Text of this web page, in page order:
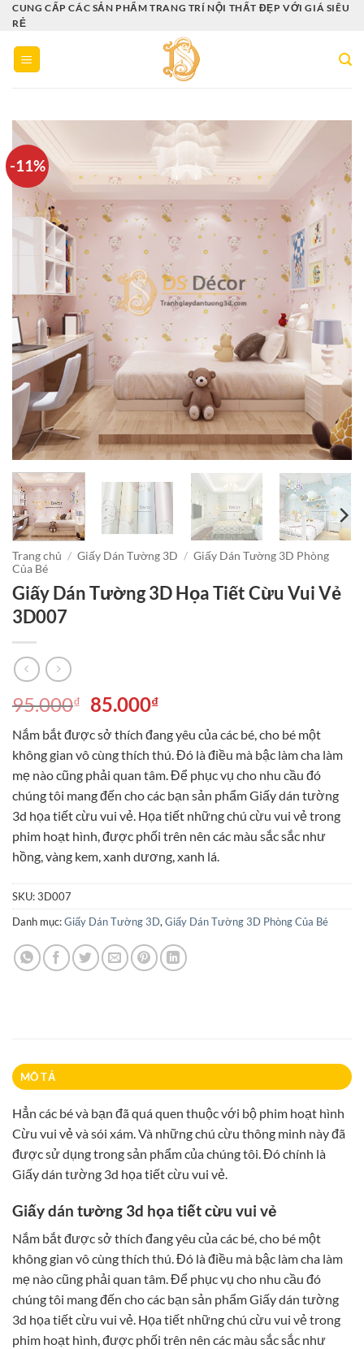
Bỏ
qua
nội
dung
CUNG CẤP CÁC SẢN PHẨM TRANG TRÍ NỘI THẤT ĐẸP VỚI GIÁ SIÊU
RẺ
-11%
Trang chủ / Giấy Dán Tường 3D / Giấy Dán Tường 3D Phòng
Của Bé
Giấy Dán Tường 3D Họa Tiết Cừu Vui Vẻ
3D007
95.000₫
Giá
gốc
là:
95.000₫.
85.000₫Giá
tại
là:
85.000₫.
Nắm bắt được sở thích đang yêu của các bé, cho bé một
không gian vô cùng thích thú. Đó là điều mà bậc làm cha làm
mẹ nào cũng phải quan tâm. Để phục vụ cho nhu cầu đó
chúng tôi mang đến cho các bạn sản phẩm Giấy dán tường
3d họa tiết cừu vui vẻ. Họa tiết những chú cừu vui vẻ trong
phim hoạt hình, được phối trên nên các màu sắc sắc như
hồng, vàng kem, xanh dương, xanh lá.
SKU:3D007
Danh mục:Giấy Dán Tường 3D, Giấy Dán Tường 3D Phòng Của Bé
MÔ TẢ
Hẳn các bé và bạn đã quá quen thuộc với bộ phim hoạt hình
Cừu vui vẻ và sói xám. Và những chú cừu thông minh này đã
được sử dụng trong sản phẩm của chúng tôi. Đó chính là
Giấy dán tường 3d họa tiết cừu vui vẻ.
Giấy dán tường 3d họa tiết cừu vui vẻ
Nắm bắt được sở thích đang yêu của các bé, cho bé một
không gian vô cùng thích thú. Đó là điều mà bậc làm cha làm
mẹ nào cũng phải quan tâm. Để phục vụ cho nhu cầu đó
chúng tôi mang đến cho các bạn sản phẩm Giấy dán tường
3d họa tiết cừu vui vẻ. Họa tiết những chú cừu vui vẻ trong
phim hoạt hình, được phối trên nên các màu sắc sắc như